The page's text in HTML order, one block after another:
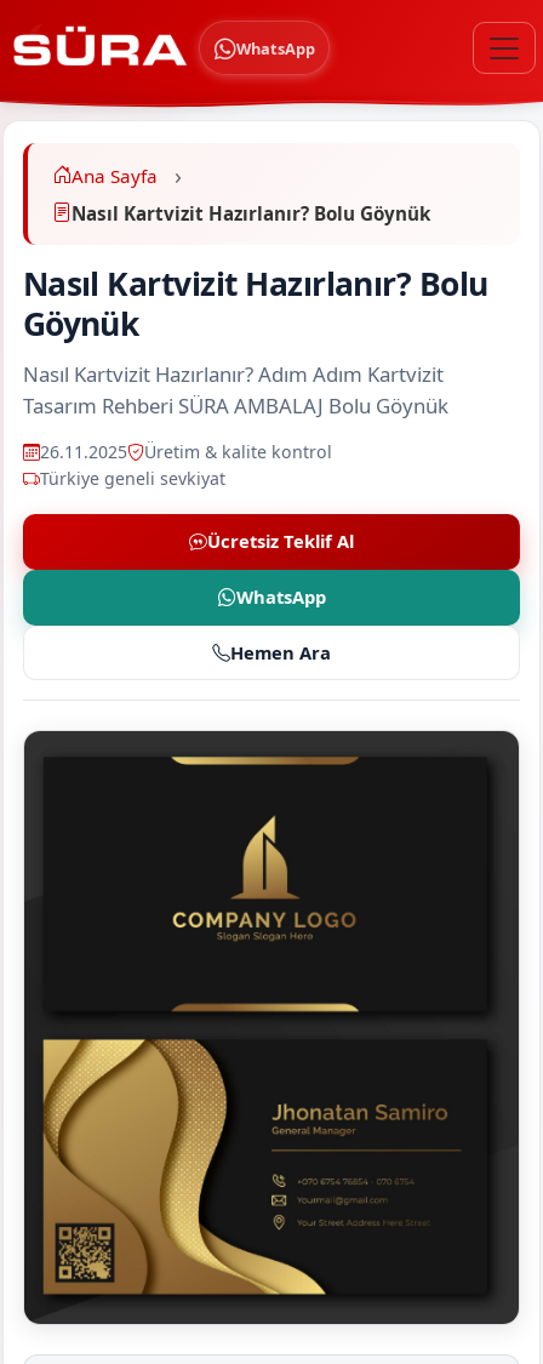
WhatsApp
Ana Sayfa
Nasıl Kartvizit Hazırlanır? Bolu Göynük
Nasıl Kartvizit Hazırlanır? Bolu
Göynük
Nasıl Kartvizit Hazırlanır? Adım Adım Kartvizit
Tasarım Rehberi SÜRA AMBALAJ Bolu Göynük
26.11.2025
Üretim & kalite kontrol
Türkiye geneli sevkiyat
Ücretsiz Teklif Al
WhatsApp
Hemen Ara